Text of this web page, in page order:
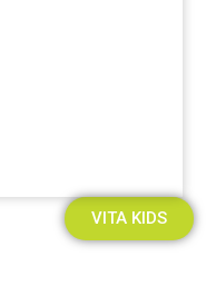
VITA KIDS